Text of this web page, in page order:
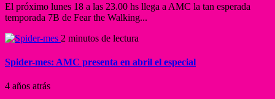
El próximo lunes 18 a las 23.00 hs llega a AMC la tan esperada
temporada 7B de Fear the Walking...
2 minutos de lectura
Spider-mes: AMC presenta en abril el especial
4 años atrás